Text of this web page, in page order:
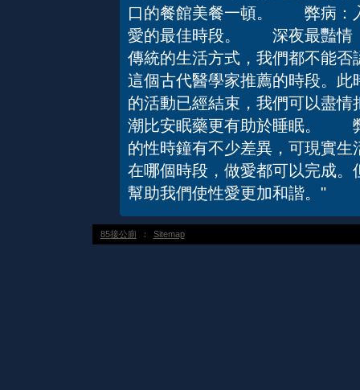
口的餐館美餐一頓。 弊病：
愛的最佳時段。 深夜最豔情
傳統的生活方式，我們都不能
這個古代醫學家推薦的時段。
的活動已經結束，我們可以盡
潮比安眠藥更有助於睡眠。
的性時鐘有不少差異，可現實
在哪個時段，做愛都可以完成
幫助我們使性愛更加和諧。"
85接公廁 ： Sitemap